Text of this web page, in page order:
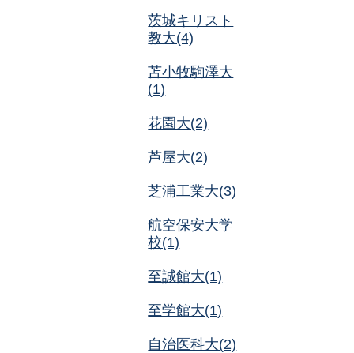
茨城キリスト
教大(4)
苫小牧駒澤大
(1)
花園大(2)
芦屋大(2)
芝浦工業大(3)
航空保安大学
校(1)
至誠館大(1)
至学館大(1)
自治医科大(2)